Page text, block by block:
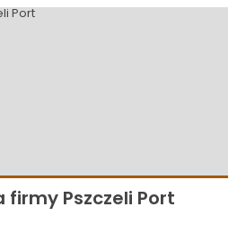
firmy Pszczeli Port